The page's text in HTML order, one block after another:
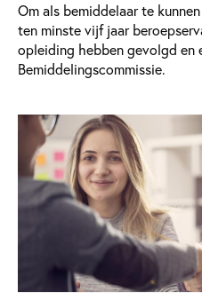
Om als bemiddelaar te
ten minste vijf jaar
opleiding hebben gevolgd en
Bemiddelingscommissie.